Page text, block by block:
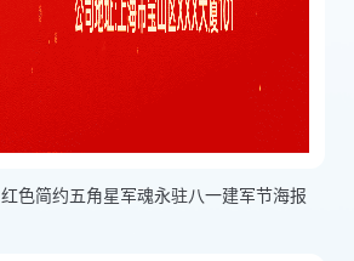
红色简约五角星军魂永驻八一建军节海报